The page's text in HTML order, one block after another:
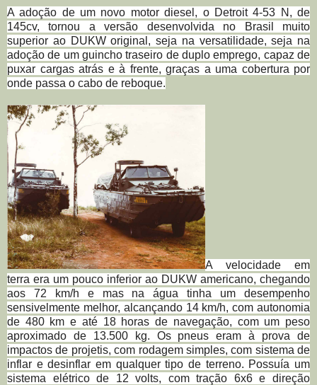
A adoção de um novo motor diesel, o Detroit 4-53 N, de
145cv, tornou a versão desenvolvida no Brasil muito
superior ao DUKW original, seja na versatilidade, seja na
adoção de um guincho traseiro de duplo emprego, capaz de
puxar cargas atrás e à frente, graças a uma cobertura por
onde passa o cabo de reboque.
A velocidade em
terra era um pouco inferior ao DUKW americano, chegando
aos 72 km/h e mas na água tinha um desempenho
sensivelmente melhor, alcançando 14 km/h, com autonomia
de 480 km e até 18 horas de navegação, com um peso
aproximado de 13.500 kg. Os pneus eram à prova de
impactos de projetis, com rodagem simples, com sistema de
inflar e desinflar em qualquer tipo de terreno. Possuía um
sistema elétrico de 12 volts, com tração 6x6 e direção